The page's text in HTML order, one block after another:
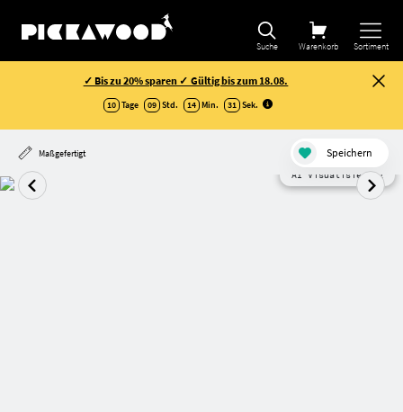
Suche Warenkorb Sortiment
✓ Bis zu 20% sparen ✓ Gültig bis zum 18.08.
10 Tage 09 Std. 14 Min. 31 Sek.
Maßgefertigt Speichern
AI Visualisierung